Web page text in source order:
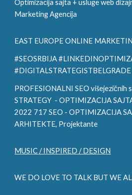
Optimizacija sajta + usluge web
MarketingAgencija
EAST EUROPE ONLINE
#SEOSRBIJA
#DIGITALSTRATEGISTBELGRADE
PROFESIONALNI SEO višejezičnih
STRATEGY - OPTIMIZACIJA
2022 717 SEO - OPTIMIZACIJA
ARHITEKTE, Projektante
MUSIC / INSPIRED / DESIGN
WE DO LOVE TO TALK BUT WE